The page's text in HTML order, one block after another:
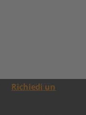
Richiedi un